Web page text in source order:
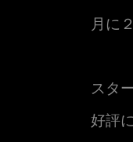
月に
スタ
好評